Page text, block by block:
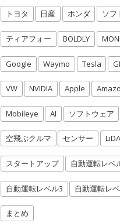
トヨタ 日産 ホンダ ソフ
ティアフォー BOLDLY
Google Waymo Tesla
VW NVIDIA Apple
Mobileye AI ソフトウェア
空飛ぶクルマ センサー
スタートアップ 自動運転レベ
自動運転レベル3 自動運転レ
まとめ